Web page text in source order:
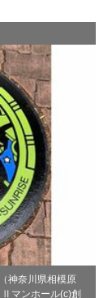
神奈川県相模原
Ⅱマンホール(c)創